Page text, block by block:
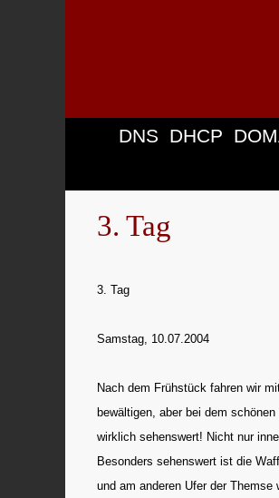
DNS DHCP
3. Tag
3. Tag
Samstag, 10.07.2004
Nach dem Frühstück fahren wir
bewältigen, aber bei dem
wirklich sehenswert! Nicht nur
Besonders sehenswert ist die
und am anderen Ufer der